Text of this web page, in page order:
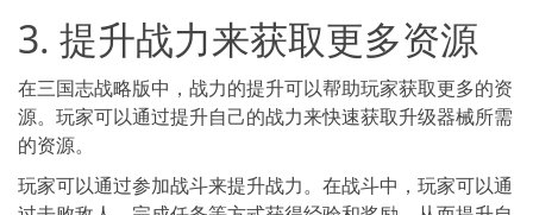
3. 提升战力来获取更多资源
在三国志战略版中，战力的提升可以帮助玩家获取更多的资
源。玩家可以通过提升自己的战力来快速获取升级器械所需
的资源。
玩家可以通过参加战斗来提升战力。在战斗中，玩家可以通